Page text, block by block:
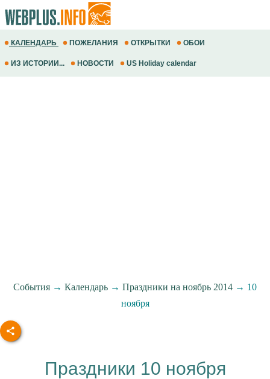
КАЛЕНДАРЬ ПОЖЕЛАНИЯ ОТКРЫТКИ ОБОИ
ИЗ ИСТОРИИ... НОВОСТИ US Holiday calendar
События → Календарь → Праздники на ноябрь 2014 → 10
ноября
Праздники 10 ноября